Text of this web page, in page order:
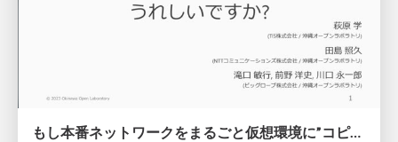
もし本番ネットワークをまるごと仮想環境に”コピー”できたらうれしいですか?